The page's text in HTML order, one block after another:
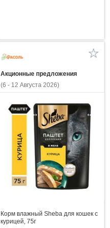
Акционные предложения
(6 - 12 Августа 2026)
Корм влажный Sheba для кошек с
курицей, 75г